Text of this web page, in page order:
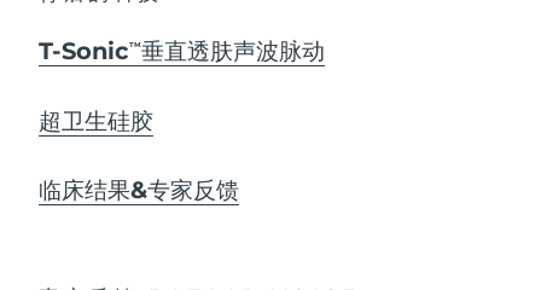
T-SonicTM 垂直透肤声波脉动
超卫生硅胶
临床结果&专家反馈